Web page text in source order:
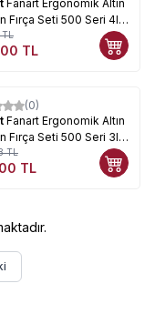
Fanart Ergonomik Altın
Fırça Seti 500 Seri 4lü
TL
TL
(0)
Fanart Ergonomik Altın
Fırça Seti 500 Seri 3lü
TL
TL